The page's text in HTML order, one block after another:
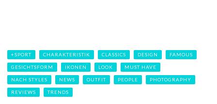
+SPORT CHARAKTERISTIK CLASSICS DESIGN FAMOUS
GESICHTSFORM IKONEN LOOK MUST HAVE
NACH STYLES NEWS OUTFIT PEOPLE PHOTOGRAPHY
REVIEWS TRENDS